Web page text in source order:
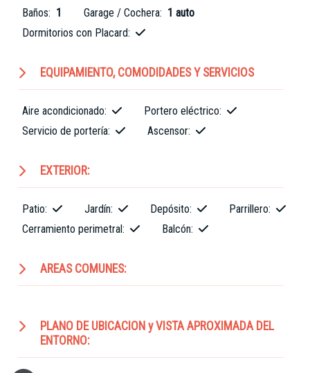
Baños: 1 Garage / Cochera: 1 auto
Dormitorios con Placard:
EQUIPAMIENTO, COMODIDADES Y SERVICIOS
Aire acondicionado:
Portero eléctrico:
Servicio de portería:
Ascensor:
EXTERIOR:
Patio: Jardín: Depósito:
Parrillero:
Cerramiento perimetral:
Balcón:
AREAS COMUNES:
PLANO DE UBICACION y VISTA APROXIMADA DEL
ENTORNO: